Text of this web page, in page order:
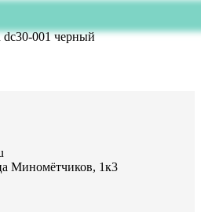
Миномётчиков, 1к3